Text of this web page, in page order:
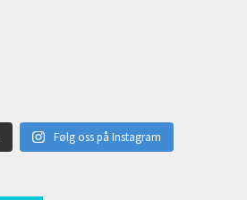
Følg oss på Instagram